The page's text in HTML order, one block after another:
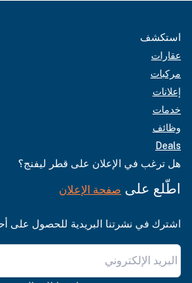
استكشف
عقارات
مركبات
إعلانات
خدمات
وظائف
Deals
هل ترغب في الإعلان على قطر ليفنج؟
اطّلع على صفحة الإعلان
اشترك في نشرتنا البريدية للحصول على